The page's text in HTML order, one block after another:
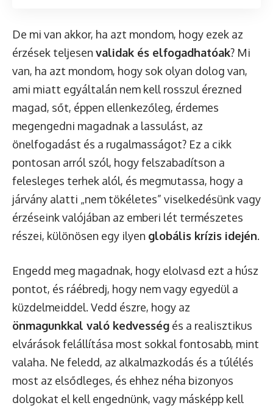
De mi van akkor, ha azt mondom, hogy ezek az
érzések teljesen validak és elfogadhatóak? Mi
van, ha azt mondom, hogy sok olyan dolog van,
ami miatt egyáltalán nem kell rosszul érezned
magad, sőt, éppen ellenkezőleg, érdemes
megengedni magadnak a lassulást, az
önelfogadást és a rugalmasságot? Ez a cikk
pontosan arról szól, hogy felszabadítson a
felesleges terhek alól, és megmutassa, hogy a
járvány alatti „nem tökéletes” viselkedésünk vagy
érzéseink valójában az emberi lét természetes
részei, különösen egy ilyen globális krízis idején.
Engedd meg magadnak, hogy elolvasd ezt a húsz
pontot, és ráébredj, hogy nem vagy egyedül a
küzdelmeiddel. Vedd észre, hogy az
önmagunkkal való kedvesség és a realisztikus
elvárások felállítása most sokkal fontosabb, mint
valaha. Ne feledd, az alkalmazkodás és a túlélés
most az elsődleges, és ehhez néha bizonyos
dolgokat el kell engednünk, vagy másképp kell